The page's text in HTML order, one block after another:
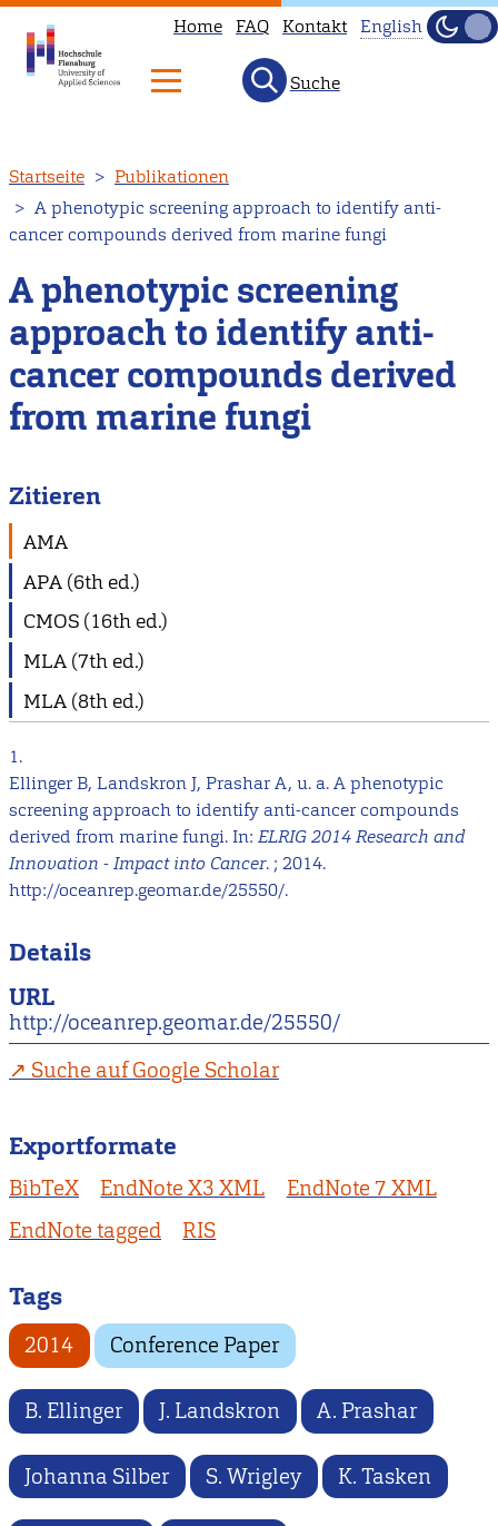
zum
Inhalt
Home FAQ Kontakt
available
English.
Head
to
our
English
Hell
Suche
Startseite
Publikationen
A phenotypic screening approach to identify anti-
cancer compounds derived from marine fungi
A phenotypic screening
approach to identify anti-
cancer compounds derived
from marine fungi
Zitieren
AMA
APA (6th ed.)
CMOS (16th ed.)
MLA (7th ed.)
MLA (8th ed.)
1.
Ellinger B, Landskron J, Prashar A, u. a. A phenotypic
screening approach to identify anti-cancer compounds
derived from marine fungi. In: ELRIG 2014 Research and
Innovation - Impact into Cancer. ; 2014.
http://oceanrep.geomar.de/25550/.
Details
URL
http://oceanrep.geomar.de/25550/
Suche auf Google Scholar
Exportformate
BibTeX EndNote X3 XML
EndNote 7 XML
EndNote tagged
RIS
Tags
2014 Conference Paper
B. Ellinger J. Landskron A. Prashar
Johanna Silber S. Wrigley K. Tasken